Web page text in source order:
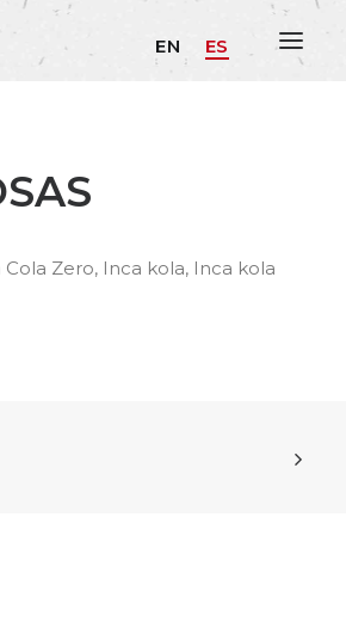
EN ES
Cola Zero, Inca kola, Inca kola